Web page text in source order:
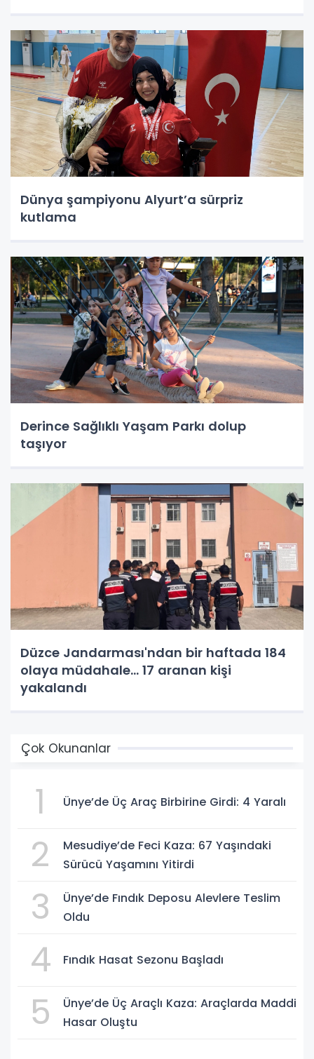
Dünya şampiyonu Alyurt’a sürpriz
kutlama
Derince Sağlıklı Yaşam Parkı dolup
taşıyor
Düzce Jandarması'ndan bir haftada 184
olaya müdahale... 17 aranan kişi
yakalandı
Çok Okunanlar
1 Ünye’de Üç Araç Birbirine Girdi: 4 Yaralı
2
Mesudiye’de Feci Kaza: 67 Yaşındaki
Sürücü Yaşamını Yitirdi
3
Ünye’de Fındık Deposu Alevlere Teslim
Oldu
4 Fındık Hasat Sezonu Başladı
5
Ünye’de Üç Araçlı Kaza: Araçlarda Maddi
Hasar Oluştu